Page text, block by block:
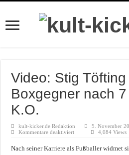
Video: Stig
Boxgegner nach
K.O.
kult-kicker.de Redaktion 5. November
Kommentare deaktiviertfür
Töfting
4,084 Views
Nach seiner Karriere als Fußballer widmet